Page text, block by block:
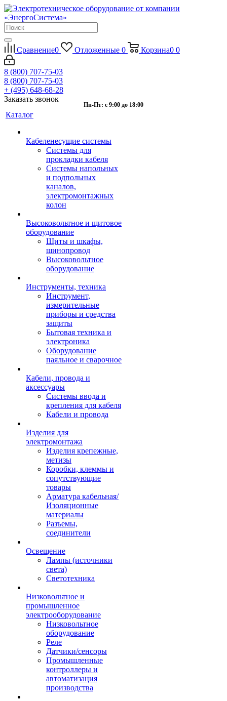
Сравнение0 Отложенные 0 Корзина0 0
8 (800) 707-75-03
8 (800) 707-75-03
+ (495) 648-68-28
Заказать звонок
Пн-Пт: с 9:00 до 18:00
Каталог
Кабеленесущие системы
Системы для
прокладки кабеля
Системы напольных
и подпольных
каналов,
электромонтажных
колон
Высоковольтное и щитовое
оборудование
Щиты и шкафы,
шинопровод
Высоковольтное
оборудование
Инструменты, техника
Инструмент,
измерительные
приборы и средства
защиты
Бытовая техника и
электроника
Оборудование
паяльное и сварочное
Кабели, провода и
аксессуары
Системы ввода и
крепления для кабеля
Кабели и провода
Изделия для
электромонтажа
Изделия крепежные,
метизы
Коробки, клеммы и
сопутствующие
товары
Арматура кабельная/
Изоляционные
материалы
Разъемы,
соединители
Освещение
Лампы (источники
света)
Светотехника
Низковольтное и
промышленное
электрооборудование
Низковольтное
оборудование
Реле
Датчики/сенсоры
Промышленные
контроллеры и
автоматизация
производства